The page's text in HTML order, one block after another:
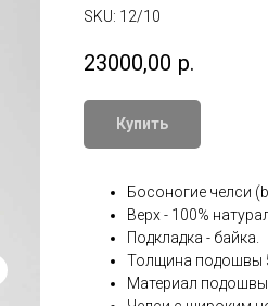
SKU: 12/10
23000,00 р.
Купить
Босоногие челси
Верх - 100%
Подкладка - байка.
Толщина подошвы
Материал подошвы